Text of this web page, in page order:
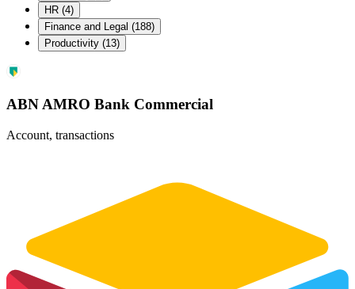
HR (4)
Finance and Legal (188)
Productivity (13)
ABN AMRO Bank Commercial
Account, transactions